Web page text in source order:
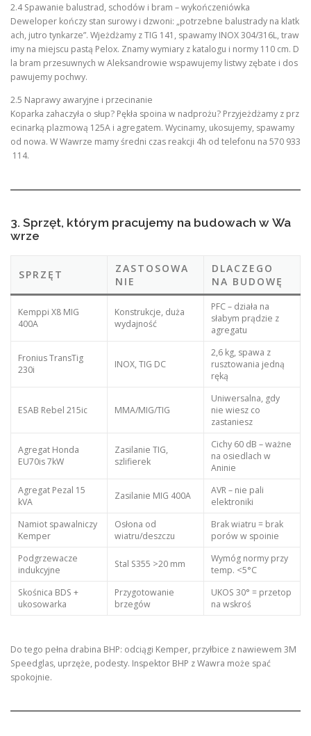
2.4 Spawanie balustrad, schodów i bram – wykończeniówka
Deweloper kończy stan surowy i dzwoni: „potrzebne balustrady na klatk
ach, jutro tynkarze”. Wjeżdżamy z TIG 141, spawamy INOX 304/316L, traw
imy na miejscu pastą Pelox. Znamy wymiary z katalogu i normy 110 cm. D
la bram przesuwnych w Aleksandrowie wspawujemy listwy zębate i dos
pawujemy pochwy.
2.5 Naprawy awaryjne i przecinanie
Koparka zahaczyła o słup? Pękła spoina w nadprożu? Przyjeżdżamy z prz
ecinarką plazmową 125A i agregatem. Wycinamy, ukosujemy, spawamy
od nowa. W Wawrze mamy średni czas reakcji 4h od telefonu na 570 933
114.
3. Sprzęt, którym pracujemy na budowach w Wa
wrze
SPRZĘT
ZASTOSOWA
NIE
DLACZEGO
NA BUDOWĘ
Kemppi X8 MIG
400A
Konstrukcje, duża
wydajność
PFC – działa na
słabym prądzie z
agregatu
Fronius TransTig
230i
INOX, TIG DC
2,6 kg, spawa z
rusztowania jedną
ręką
ESAB Rebel 215ic MMA/MIG/TIG
Uniwersalna, gdy
nie wiesz co
zastaniesz
Agregat Honda
EU70is 7kW
Zasilanie TIG,
szlifierek
Cichy 60 dB – ważne
na osiedlach w
Aninie
Agregat Pezal 15
kVA
Zasilanie MIG 400A
AVR – nie pali
elektroniki
Namiot spawalniczy
Kemper
Osłona od
wiatru/deszczu
Brak wiatru = brak
porów w spoinie
Podgrzewacze
indukcyjne
Stal S355 >20 mm
Wymóg normy przy
temp. <5°C
Skośnica BDS +
ukosowarka
Przygotowanie
brzegów
UKOS 30° = przetop
na wskroś
Do tego pełna drabina BHP: odciągi Kemper, przyłbice z nawiewem 3M
Speedglas, uprzęże, podesty. Inspektor BHP z Wawra może spać
spokojnie.